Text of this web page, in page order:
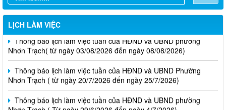
LỊCH LÀM VIỆC
Thông báo lịch làm việc tuần của HĐND và UBND phường
Nhơn Trạch( từ ngày 03/08/2026 đến ngày 08/08/2026)
Thông báo lịch làm việc tuần của HĐND và UBND Phường
Nhơn Trạch ( từ ngày 20/7/2026 đến ngày 25/7/2026)
Thông báo lịch làm việc tuần của HĐND và UBND phường
Nhơn Trạch ( Từ ngày 29/6/2026 đến ngày 4/7/2026)